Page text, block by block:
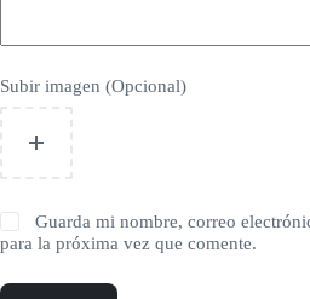
Subir imagen (Opcional)
Guarda mi nombre, correo
para la próxima vez que comente.